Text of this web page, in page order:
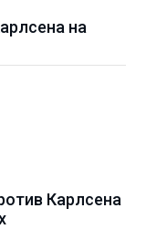
на
Карлсена